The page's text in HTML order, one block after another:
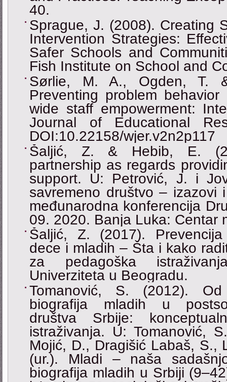
40.
Sprague, J. (2008). Creating
Intervention Strategies:
Safer Schools and
Fish Institute on School and
Sørlie, M. A., Ogden, T.
Preventing problem
wide staff empowerment:
Journal of Educational
DOI:10.22158/wjer.v2n2p117
Šaljić, Z. & Hebib, E.
partnership as regards
support. U: Petrović, J. i
savremeno društvo – izazovi
međunarodna konferencija
09. 2020. Banja Luka: Centar
Šaljić, Z. (2017).
dece i mladih – Šta i kako
za pedagoška
Univerziteta u Beogradu.
Tomanović, S. (2012).
biografija mladih u
društva Srbije:
istraživanja. U: Tomanović,
Mojić, D., Dragišić Labaš, S.,
(ur.). Mladi – naša
biografija mladih u Srbiji